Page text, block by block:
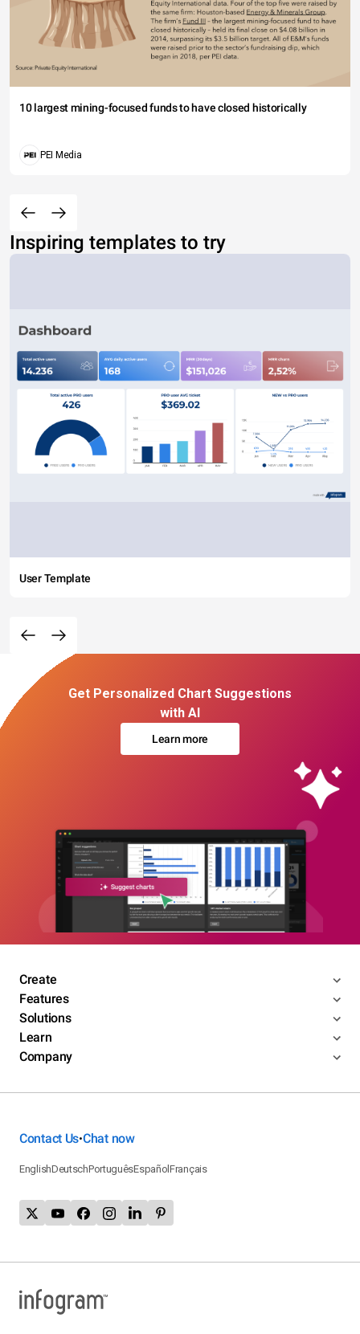
10 largest mining-focused funds to have closed historically
PEI Media
Inspiring templates to try
User Template
Get Personalized Chart Suggestions
with AI
Learn more
Create
Features
Solutions
Learn
Company
Contact Us•Chat now
EnglishDeutschPortuguêsEspañolFrançais